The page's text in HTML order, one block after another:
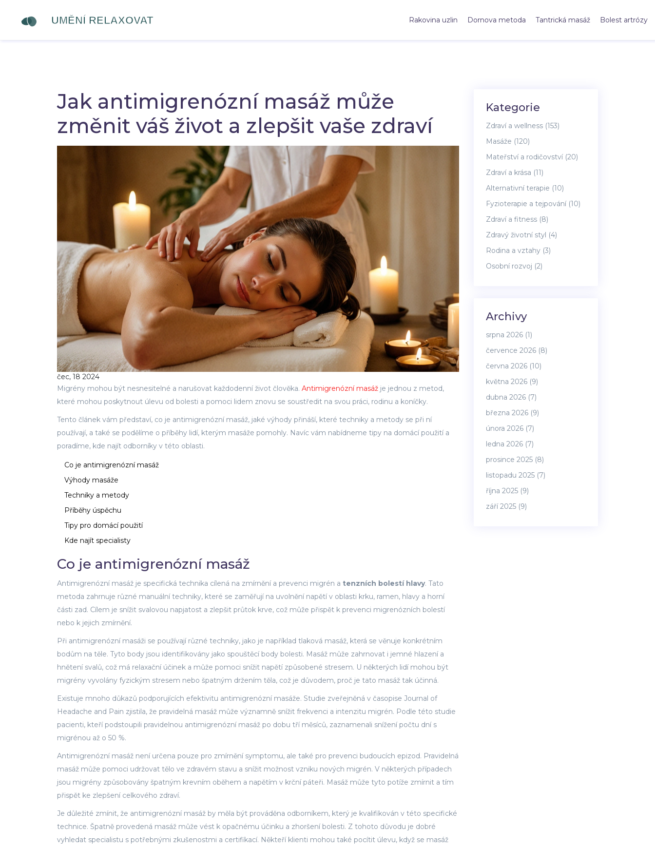
Rakovina uzlin Dornova metoda Tantrická masáž Bolest artrózy
Jak antimigrenózní masáž může
změnit váš život a zlepšit vaše zdraví
čec, 18 2024
Migrény mohou být nesnesitelné a narušovat každodenní život člověka. Antimigrenózní masáž je jednou z metod,
které mohou poskytnout úlevu od bolesti a pomoci lidem znovu se soustředit na svou práci, rodinu a koníčky.
Tento článek vám představí, co je antimigrenózní masáž, jaké výhody přináší, které techniky a metody se při ní
používají, a také se podělíme o příběhy lidí, kterým masáže pomohly. Navíc vám nabídneme tipy na domácí použití a
poradíme, kde najít odborníky v této oblasti.
Co je antimigrenózní masáž
Výhody masáže
Techniky a metody
Příběhy úspěchu
Tipy pro domácí použití
Kde najít specialisty
Co je antimigrenózní masáž
Antimigrenózní masáž je specifická technika cílená na zmírnění a prevenci migrén a tenzních bolestí hlavy. Tato
metoda zahrnuje různé manuální techniky, které se zaměřují na uvolnění napětí v oblasti krku, ramen, hlavy a horní
části zad. Cílem je snížit svalovou napjatost a zlepšit průtok krve, což může přispět k prevenci migrenózních bolestí
nebo k jejich zmírnění.
Při antimigrenózní masáži se používají různé techniky, jako je například tlaková masáž, která se věnuje konkrétním
bodům na těle. Tyto body jsou identifikovány jako spouštěcí body bolesti. Masáž může zahrnovat i jemné hlazení a
hnětení svalů, což má relaxační účinek a může pomoci snížit napětí způsobené stresem. U některých lidí mohou být
migrény vyvolány fyzickým stresem nebo špatným držením těla, což je důvodem, proč je tato masáž tak účinná.
Existuje mnoho důkazů podporujících efektivitu antimigrenózní masáže. Studie zveřejněná v časopise Journal of
Headache and Pain zjistila, že pravidelná masáž může významně snížit frekvenci a intenzitu migrén. Podle této studie
pacienti, kteří podstoupili pravidelnou antimigrenózní masáž po dobu tří měsíců, zaznamenali snížení počtu dní s
migrénou až o 50 %.
Antimigrenózní masáž není určena pouze pro zmírnění symptomu, ale také pro prevenci budoucích epizod. Pravidelná
masáž může pomoci udržovat tělo ve zdravém stavu a snížit možnost vzniku nových migrén. V některých případech
jsou migrény způsobovány špatným krevním oběhem a napětím v krční páteři. Masáž může tyto potíže zmírnit a tím
přispět ke zlepšení celkového zdraví.
Je důležité zmínit, že antimigrenózní masáž by měla být prováděna odborníkem, který je kvalifikován v této specifické
technice. Špatně provedená masáž může vést k opačnému účinku a zhoršení bolesti. Z tohoto důvodu je dobré
vyhledat specialistu s potřebnými zkušenostmi a certifikací. Někteří klienti mohou také pocítit úlevu, když se masáž
Kategorie
Zdraví a wellness (153)
Masáže (120)
Mateřství a rodičovství (20)
Zdraví a krása (11)
Alternativní terapie (10)
Fyzioterapie a tejpování (10)
Zdraví a fitness (8)
Zdravý životní styl (4)
Rodina a vztahy (3)
Osobní rozvoj (2)
Archivy
srpna 2026 (1)
července 2026 (8)
června 2026 (10)
května 2026 (9)
dubna 2026 (7)
března 2026 (9)
února 2026 (7)
ledna 2026 (7)
prosince 2025 (8)
listopadu 2025 (7)
října 2025 (9)
září 2025 (9)